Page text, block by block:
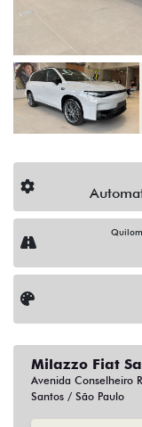
Milazzo Fiat
Avenida Conselheiro
Santos / São Paulo